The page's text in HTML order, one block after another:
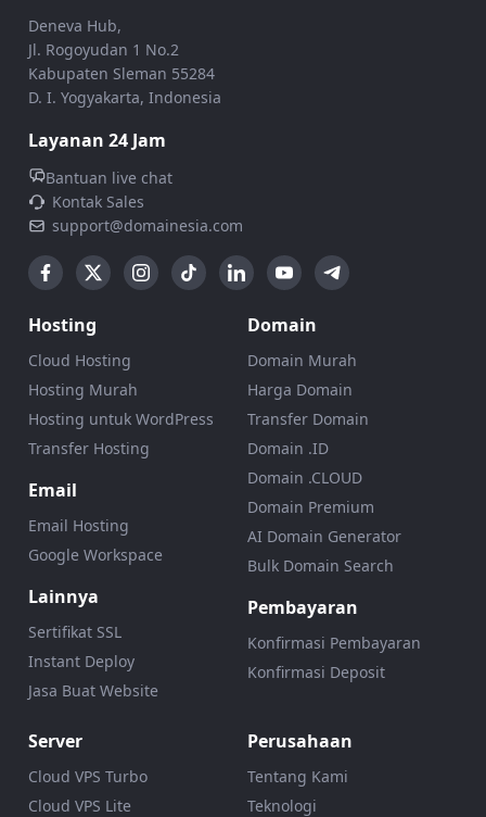
Deneva Hub,
Jl. Rogoyudan 1 No.2
Kabupaten Sleman 55284
D. I. Yogyakarta, Indonesia
Layanan 24 Jam
Bantuan live chat
Kontak Sales
support@domainesia.com
Hosting
Cloud Hosting
Hosting Murah
Hosting untuk WordPress
Transfer Hosting
Email
Email Hosting
Google Workspace
Lainnya
Sertifikat SSL
Instant Deploy
Jasa Buat Website
Domain
Domain Murah
Harga Domain
Transfer Domain
Domain .ID
Domain .CLOUD
Domain Premium
AI Domain Generator
Bulk Domain Search
Pembayaran
Konfirmasi Pembayaran
Konfirmasi Deposit
Server
Cloud VPS Turbo
Cloud VPS Lite
Perusahaan
Tentang Kami
Teknologi